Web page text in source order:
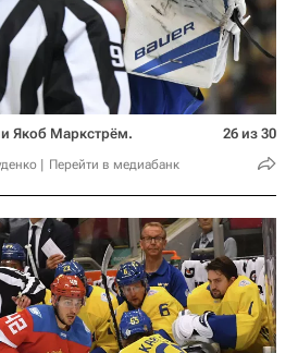
Якоб Маркстрём.
Перейти в медиабанк
26 из 30